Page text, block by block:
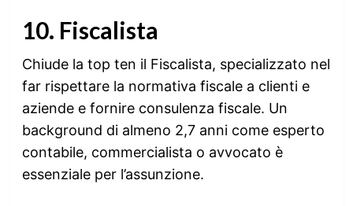
10. Fiscalista
Chiude la top ten il Fiscalista, specializzato nel
far rispettare la normativa fiscale a clienti e
aziende e fornire consulenza fiscale. Un
background di almeno 2,7 anni come esperto
contabile, commercialista o avvocato è
essenziale per l’assunzione.